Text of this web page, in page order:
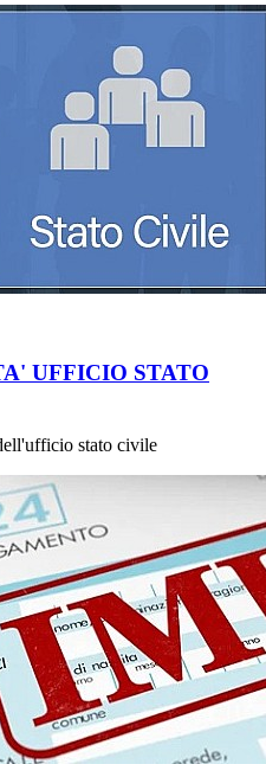
UFFICIO STATO
stato civile